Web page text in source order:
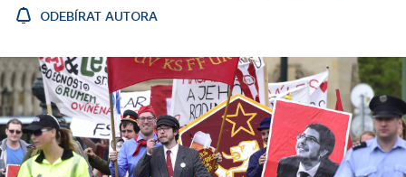
ODEBÍRAT AUTORA